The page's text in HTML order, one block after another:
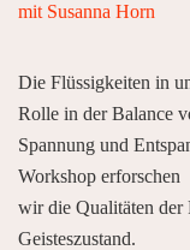
mit Susanna Horn
Die Flüssigkeiten in
Rolle in der Balance
Spannung und
Workshop erforschen
wir die Qualitäten der
Geisteszustand.